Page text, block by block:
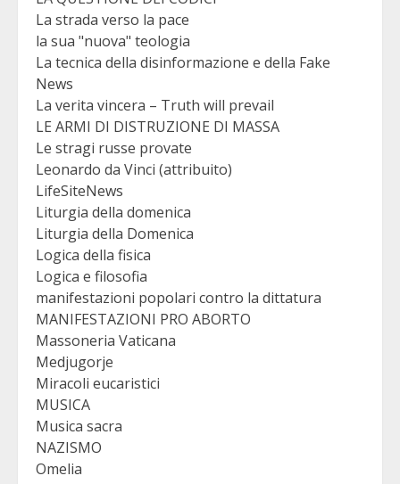
La strada verso la pace
la sua "nuova" teologia
La tecnica della disinformazione e della Fake
News
La verita vincera – Truth will prevail
LE ARMI DI DISTRUZIONE DI MASSA
Le stragi russe provate
Leonardo da Vinci (attribuito)
LifeSiteNews
Liturgia della domenica
Liturgia della Domenica
Logica della fisica
Logica e filosofia
manifestazioni popolari contro la dittatura
MANIFESTAZIONI PRO ABORTO
Massoneria Vaticana
Medjugorje
Miracoli eucaristici
MUSICA
Musica sacra
NAZISMO
Omelia